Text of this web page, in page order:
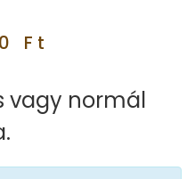
Ft
vagy normál